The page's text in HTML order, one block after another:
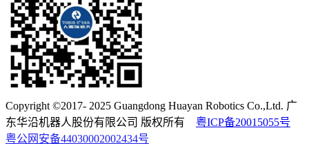
Copyright ©2017- 2025 Guangdong Huayan Robotics Co.,Ltd. 广
东华沿机器人股份有限公司 版权所有 粤ICP备20015055号
粤公网安备44030002002434号